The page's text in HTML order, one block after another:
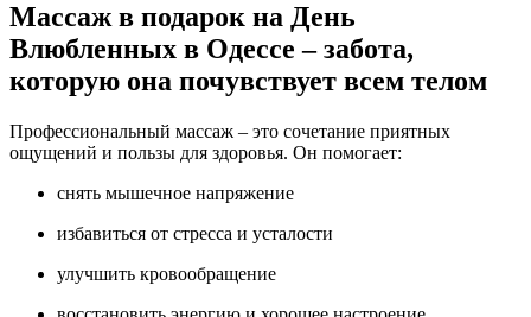
Массаж в подарок на День
Влюбленных в Одессе – забота,
которую она почувствует всем телом
Профессиональный массаж – это сочетание приятных
ощущений и пользы для здоровья. Он помогает:
снять мышечное напряжение
избавиться от стресса и усталости
улучшить кровообращение